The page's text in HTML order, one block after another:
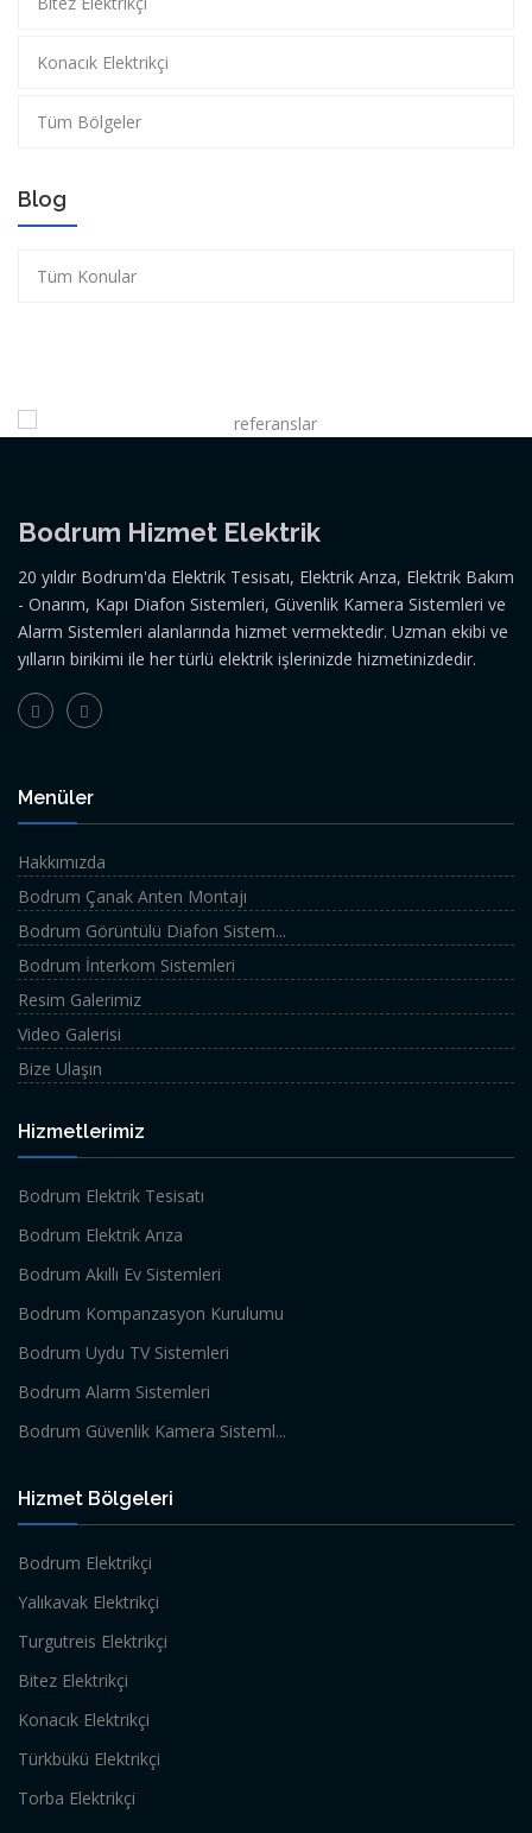
Konacık Elektrikçi
Tüm Bölgeler
Blog
Tüm Konular
Bodrum Hizmet Elektrik
20 yıldır Bodrum'da Elektrik Tesisatı, Elektrik Arıza, Elektrik Bakım
- Onarım, Kapı Diafon Sistemleri, Güvenlik Kamera Sistemleri ve
Alarm Sistemleri alanlarında hizmet vermektedir. Uzman ekibi ve
yılların birikimi ile her türlü elektrik işlerinizde hizmetinizdedir.
Menüler
Hakkımızda
Bodrum Çanak Anten Montajı
Bodrum Görüntülü Diafon Sistem...
Bodrum İnterkom Sistemleri
Resim Galerimiz
Video Galerisi
Bize Ulaşın
Hizmetlerimiz
Bodrum Elektrik Tesisatı
Bodrum Elektrik Arıza
Bodrum Akıllı Ev Sistemleri
Bodrum Kompanzasyon Kurulumu
Bodrum Uydu TV Sistemleri
Bodrum Alarm Sistemleri
Bodrum Güvenlik Kamera Sisteml...
Hizmet Bölgeleri
Bodrum Elektrikçi
Yalıkavak Elektrikçi
Turgutreis Elektrikçi
Bitez Elektrikçi
Konacık Elektrikçi
Türkbükü Elektrikçi
Torba Elektrikçi